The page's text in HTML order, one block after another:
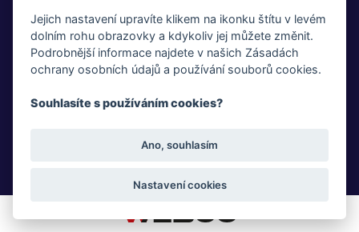
Fotogalerie
Novinky
Ke stažení
Jejich nastavení upravíte klikem na ikonku štítu v levém
dolním rohu obrazovky a kdykoliv jej můžete změnit.
Podrobnější informace najdete v našich Zásadách
ochrany osobních údajů a používání souborů cookies.
Souhlasíte s používáním cookies?
Ano, souhlasím
Nastavení cookies